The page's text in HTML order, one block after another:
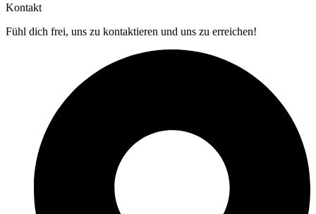
Kontakt
Fühl dich frei, uns zu kontaktieren und uns zu erreichen!